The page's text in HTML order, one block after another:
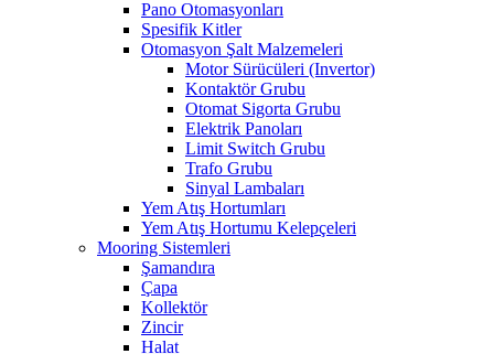
Pano Otomasyonları
Spesifik Kitler
Otomasyon Şalt Malzemeleri
Motor Sürücüleri (Invertor)
Kontaktör Grubu
Otomat Sigorta Grubu
Elektrik Panoları
Limit Switch Grubu
Trafo Grubu
Sinyal Lambaları
Yem Atış Hortumları
Yem Atış Hortumu Kelepçeleri
Mooring Sistemleri
Şamandıra
Çapa
Kollektör
Zincir
Halat